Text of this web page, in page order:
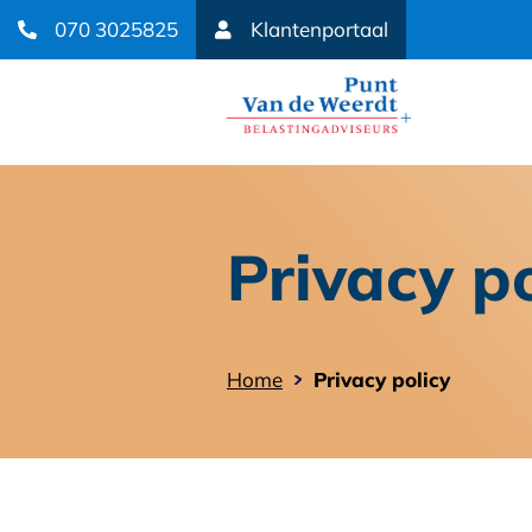
070 3025825 Klantenportaal
Privacy
Home Privacy policy